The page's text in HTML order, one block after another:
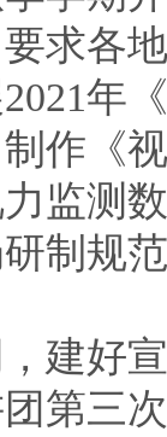
求各
年
作《
监测
制规
好宣
第三